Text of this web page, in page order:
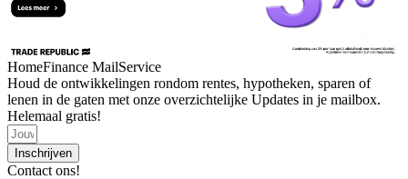
HomeFinance MailService
Houd de ontwikkelingen rondom rentes, hypotheken, sparen of
lenen in de gaten met onze overzichtelijke Updates in je mailbox.
Helemaal gratis!
Inschrijven
Contact ons!